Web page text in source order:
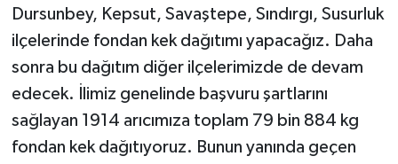
Dursunbey, Kepsut, Savaştepe, Sındırgı, Susurluk
ilçelerinde fondan kek dağıtımı yapacağız. Daha
sonra bu dağıtım diğer ilçelerimizde de devam
edecek. İlimiz genelinde başvuru şartlarını
sağlayan 1914 arıcımıza toplam 79 bin 884 kg
fondan kek dağıtıyoruz. Bunun yanında geçen